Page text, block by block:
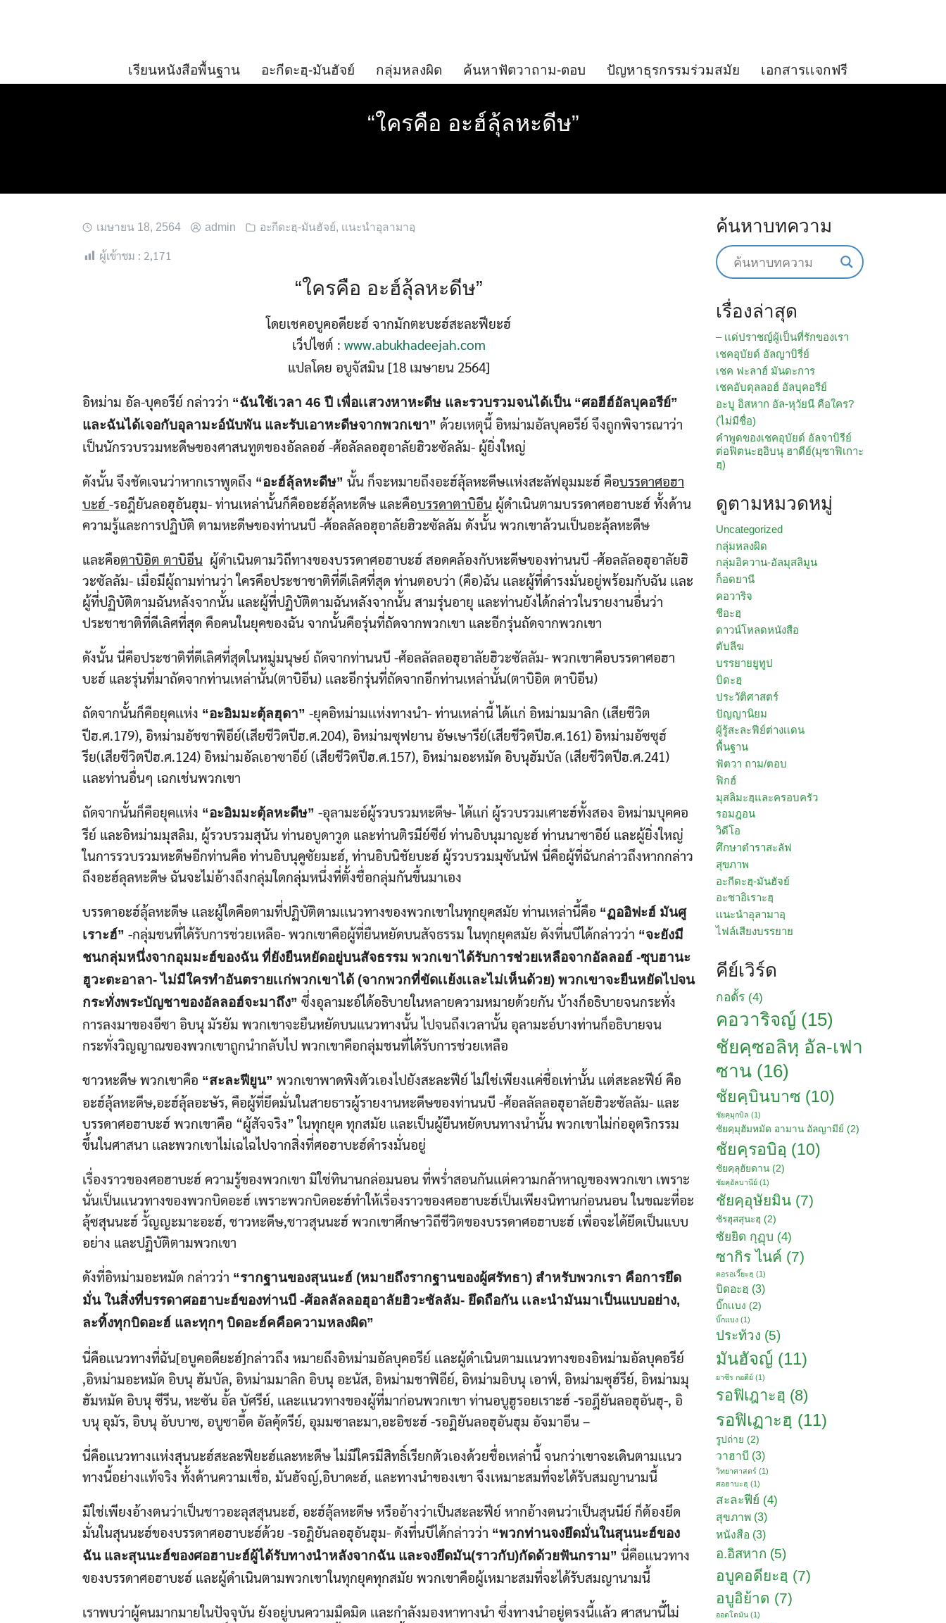
เรียนหนังสือพื้นฐาน อะกีดะฮฺ-มันฮัจย์ กลุ่มหลงผิด ค้นหาฟัตวาถาม-ตอบ ปัญหาธุรกรรมร่วมสมัย เอกสารเเจกฟรี
Search
“ใครคือ อะฮ์ลุ้ลหะดีษ”
เมษายน 18, 2564 admin อะกีดะฮฺ-มันฮัจย์, เเนะนำอุลามาอฺ
ผู้เข้าชม : 2,171
“ใครคือ อะฮ์ลุ้ลหะดีษ”
โดยเชคอบูคอดียะฮ์ จากมักตะบะฮ์สะละฟียะฮ์
เว็ปไซต์​ : www.abukhadeejah.com
แปลโดย อบูจัสมิน [18 เมษายน 2564]
อิหม่าม อัล-บุคอรีย์ กล่าวว่า “ฉันใช้เวลา 46 ปี เพื่อเเสวงหาหะดีษ และรวบรวมจนได้เป็น “ศอฮีฮ์อัลบุคอรีย์”​
และฉันได้เจอกับอุลามะอ์นับพัน และรับเอาหะดีษจากพวกเขา” ด้วยเหตุนี้ อิหม่ามอัลบุคอรีย์​ จึงถูกพิจารณาว่า
เป็นนักรวบรวมหะดีษของศาสนทูตของอัลลอฮ์ -ศ้อลัลลอฮุอาลัยฮิวะซัลลัม- ผู้ยิ่งใหญ่
ดังนั้น จึงชัดเจนว่าหากเราพูดถึง “อะฮ์ลุ้ลหะดีษ” นั้น ก็จะหมายถึงอะฮ์ลุ้ลหะดีษเเห่งสะลัฟอุมมะฮ์ คือบรรดาศอฮา
บะฮ์ -รอฎียันลอฮุอันฮุม- ท่านเหล่านั้นก็คืออะฮ์ลุ้ลหะดีษ และคือบรรดาตาบิอีน ผู้ดำเนินตามบรรดาศอฮาบะฮ์ ทั้งด้าน
ความรู้และการปฏิบัติ ตามหะดีษของท่านนบี -ศ้อลลัลอฮุอาลัยฮิวะซัลลัม ดังนั้น พวกเขาล้วนเป็นอะลุ้ลหะดีษ
และคือตาบิอิต ตาบิอีน ​ ผู้ดำเนินตามวิถีทางของบรรดาศอฮาบะฮ์ สอดคล้องกับหะดีษของท่านนบี -ศ้อลลัลอฮุอาลัยฮิ
วะซัลลัม- เมื่อมีผู้ถามท่านว่า ใครคือประชาชาติที่ดีเลิศที่สุด ท่านตอบว่า (คือ)ฉัน เเละผู้ที่ดำรงมั่นอยู่พร้อมกับฉัน เเละ
ผู้ที่ปฏิบัติตามฉันหลังจากนั้น และผู้ที่ปฏิบัติตามฉันหลังจากนั้น สามรุ่นอายุ และท่านยังได้กล่าวในรายงานอื่นว่า
ประชาชาติที่ดีเลิศที่สุด คือคนในยุคของฉัน จากนั้นคือรุ่นที่ถัดจากพวกเขา และอีกรุ่นถัดจากพวกเขา
ดังนั้น นี่คือประชาติที่ดีเลิศที่สุดในหมู่มนุษย์ ถัดจากท่านนบี -ศ้อลลัลลอฮุอาลัยฮิวะซัลลัม- พวกเขาคือบรรดาศอฮา
บะฮ์ และรุ่นที่มาถัดจากท่านเหล่านั้น(ตาบิอีน) เเละอีกรุ่นที่ถัดจากอีกท่านเหล่านั้น(ตาบิอิต ตาบิอีน)
ถัดจากนั้นก็คือยุคเเห่ง “อะอิมมะตุ้ลฮุดา” -ยุคอิหม่ามเเห่งทางนำ- ท่านเหล่านี้ ได้เเก่ อิหม่ามมาลิก (เสียชีวิต
ปีฮ.ศ.179), อิหม่ามอัชชาฟิอีย์(เสียชีวิตปีฮ.ศ.204), อิหม่ามซุฟยาน อัษเษารีย์(เสียชีวิตปีฮ.ศ.161) อิหม่ามอัซซุฮ์
รีย(เสียชีวิตปีฮ.ศ.124) อิหม่ามอัลเอาซาอีย์ (เสียชีวิตปีฮ.ศ.157), อิหม่ามอะหมัด อิบนุฮัมบัล (เสียชีวิตปีฮ.ศ.241)
เเละท่านอื่นๆ เฉกเช่นพวกเขา
ถัดจากนั้นก็คือยุคเเห่ง “อะอิมมะตุ้ลหะดีษ”​ -อุลามะอ์ผู้รวบรวมหะดีษ- ได้เเก่ ผู้รวบรวมเศาะฮ์ทั้งสอง อิหม่ามบุคคอ
รีย์​ และอิหม่ามมุสลิม, ผู้รวบรวมสุนัน ท่านอบูดาวูด และท่านติรมีย์ซีย์ ท่านอิบนุมาญะฮ์ ท่านนาซาอีย์ และผู้ยิ่งใหญ่
ในการรวบรวมหะดีษ​อีกท่านคือ ท่านอิบนุคูซัยมะฮ์, ท่านอิบนิชัยบะฮ์ ผู้รวบรวมมุซันนัฟ นี่คือผู้ที่ฉันกล่าวถึงหากกล่าว
ถึงอะฮ์ลุลหะดีษ ฉันจะไม่อ้างถึงกลุ่มใดกลุ่มหนึ่งที่ตั้งชื่อกลุ่มกันขึ้นมาเอง
บรรดาอะฮ์ลุ้ลหะดีษ​ เเละผู้ใดคือตามที่ปฏิบัติตามเเนวทางของพวกเขาในทุกยุคสมัย ท่านเหล่านี้คือ “ฏออิฟะฮ์ มันศู
เราะฮ์” -กลุ่มชนที่ได้รับการช่วยเหลือ- พวกเขาคือผู้ที่ยืนหยัดบนสัจธรรม ในทุกยุคสมัย ดังที่นบีได้กล่าวว่า “จะยังมี
ชนกลุ่มหนึ่งจากอุมมะฮ์ของฉัน ที่ยังยืนหยัดอยู่บนสัจธรรม พวกเขาได้รับการช่วยเหลือจากอัลลอฮ์ -ซุบฮานะ
ฮูวะตะอาลา- ไม่มีใครทำอันตรายเเก่พวกเขาได้ (จากพวกที่ขัดเเย้งเเละไม่เห็นด้วย) พวกเขาจะยืนหยัดไปจน
กระทั่งพระบัญชาของอัลลอฮ์จะมาถึง” ซึ่งอุลามะอ์ได้อธิบายในหลายความหมายด้วยกัน บ้างก็อธิบายจนกระทั่ง
การลงมาของอีซา อิบนุ มัรยัม พวกเขาจะยืนหยัดบนแนวทางนั้น ไปจนถึงเวลานั้น อุลามะอ์บางท่านก็อธิบายจน
กระทั่งวิญญาณของพวกเขาถูกนำกลับไป พวกเขาคือกลุ่มชนที่ได้รับการช่วยเหลือ
ชาวหะดีษ พวกเขาคือ “สะละฟียูน” พวกเขาพาดพิงตัวเองไปยังสะละฟีย์ ไม่ใช่เพียงเเค่ชื่อเท่านั้น เเต่สะละฟีย์ คือ
อะฮ์ลุ้ลหะดีษ,อะฮ์ลุ้ลอะษัร, คือผู้ที่ยึดมั่นในสายธารผู้รายงานหะดีษของท่านนบี -ศ้อลลัลลอฮุอาลัยฮิวะซัลลัม- และ
บรรดาศอฮาบะฮ์ พวกเขาคือ “ผู้สัจจริง” ในทุกยุค ทุกสมัย เเละเป็นผู้ยืนหยัดบนทางนำนั้น พวกเขาไม่ก่ออุตริกรรม
ขึ้นในศาสนา เเละพวกเขาไม่เฉไฉไปจากสิ่งที่ศอฮาบะฮ์ดำรงมั่นอยู่
เรื่องราวของศอฮาบะฮ์ ความรู้ของพวกเขา มิใช่ทินานกล่อมนอน ที่พร่ำสอนกันเเต่ความกล้าหาญของพวกเขา เพราะ
นั่นเป็นเเนวทางของพวกบิดอะฮ์ เพราะพวกบิดอะฮ์ทำให้เรื่องราวของศอฮาบะฮ์เป็นเพียงนิทานก่อนนอน ในขณะที่อะ
ลุ้ซสุนนะฮ์ วั้ญญะมาะอะฮ์, ชาวหะดีษ,ชาวสุนนะฮ์ พวกเขาศึกษาวิถีชีวิตของบรรดาศอฮาบะฮ์ เพื่อจะได้ยึดเป็นแบบ
อย่าง และปฏิบัติตามพวกเขา
ดังที่อิหม่ามอะหมัด กล่าวว่า “รากฐานของสุนนะฮ์ (หมายถึงรากฐานของผู้ศรัทธา) สำหรับพวกเรา คือการยึด
มั่น ในสิ่งที่บรรดาศอฮาบะฮ์ของท่านบี -ศ้อลลัลลอฮุอาลัยฮิวะซัลลัม- ยึดถือกัน เเละนำมันมาเป็นแบบอย่าง,
ละทิ้งทุกบิดอะฮ์ และทุกๆ บิดอะฮ์คคือความหลงผิด”
นี่คือเเนวทางที่ฉัน[อบูคอดียะฮ์]กล่าวถึง หมายถึงอิหม่ามอัลบุคอรีย์ เเละผู้ดำเนินตามเเนวทางของอิหม่ามอัลบุคอรีย์
,อิหม่ามอะหมัด อิบนุ ฮัมบัล, อิหม่ามมาลิก อิบนุ อะนัส, อิหม่ามชาฟิอีย์, อิหม่ามอิบนุ เอาฟ์, อิหม่ามซุฮ์รีย์​,​ อิหม่ามมุ
ฮัมหมัด อิบนุ ซีรีน, หะซัน อั้ล บัศรีย์,​ เเละเเนวทางของผู้ที่มาก่อนพวกเขา ท่านอบูฮูรอยเราะฮ์ -รอฎียันลอฮุอันฮุ-, อิ
บนุ อุมัร, อิบนุ อับบาซ,​ อบูซาอี้ด อัลคุ้ดรีย์​,​ อุมมซาละมา,อะอิชะฮ์ -รอฏิยันลอฮุอันฮุม อัจมาอีน –
นี่คือเเนวทางเเห่งสุนนะฮ์สะละฟียะฮ์และหะดีษ ไม่มีใครมีสิทธิ์เรียกตัวเองด้วยชื่อเหล่านี้ จนกว่าเขาจะเดินตามเเนว
ทางนี้อย่างเเท้จริง ทั้งด้านความเชื่อ, มันฮัจญ์,อิบาดะฮ์, และทางนำของเขา จึงเหมาะสมที่จะได้รับสมญานามนี้
มิใช่เพียงอ้างตนว่าเป็นชาวอะลุสสุนนะฮ์, อะฮ์ลุ้ลหะดีษ หรืออ้างว่าเป็นสะละฟีย์ หากอ้างตนว่าเป็นสุนนีย์ ​ก็ต้องยึด
มั่นในสุนนะฮ์ของบรรดาศอฮาบะฮ์ด้วย -รอฎิยันลอฮุอันฮุม- ดังที่นบีได้กล่าวว่า “พวกท่านจงยึดมั่นในสุนนะฮ์ของ
ฉัน และสุนนะฮ์ของศอฮาบะฮ์ผู้ได้รับทางนำหลังจากฉัน และจงยึดมัน(ราวกับ)กัดด้วยฟันกราม” นี่คือเเนวทาง
ของบรรดาศอฮาบะฮ์ และผู้ดำเนินตามพวกเขาในทุกยุคทุกสมัย พวกเขาคือผู้เหมาะสมที่จะได้รับสมญานามนี้
เราพบว่าผู้คนมากมายในปัจจุบัน ยังอยู่บนความมืดมิด เเละกำลังมองหาทางนำ ซึ่งทางนำอยู่ตรงนี้เเล้ว ศาสนานี้ไม่
ค้นหาบทความ
เรื่องล่าสุด
– เเด่ปราชญ์ผู้เป็นที่รักของเรา
เชคอุบัยด์ อัลญาบิรี่ย์
เชค ฟะลาฮ์ มันดะการ
เชคอับดุลลอฮ์ อัลบุคอรีย์
อะบู อิสหาก อัล-หุวัยนี คือใคร?
(ไม่มีชื่อ)
คำพูดของเชคอุบัยด์ อัลจาบิรีย์
ต่อฟิตนะฮฺอิบนุ ฮาดีย์(มุซาฟิเกาะ
ฮฺ)
ดูตามหมวดหมู่
Uncategorized
กลุ่มหลงผิด
กลุ่มอิควาน-อัลมุสลิมูน
ก็อดยานี
คอวาริจ
ชีอะฮฺ
ดาวน์โหลดหนังสือ
ตับลีฆ
บรรยายยูทูป
บิดะฮฺ
ประวัติศาสตร์
ปัญญานิยม
ผู้รู้สะละฟีย์ต่างเเดน
พื้นฐาน
ฟัตวา ถาม/ตอบ
ฟิกฮ์
มุสลิมะฮฺและครอบครัว
รอมฎอน
วิดีโอ
ศึกษาตำราสะลัฟ
สุขภาพ
อะกีดะฮฺ-มันฮัจย์
อะชาอิเราะฮฺ
เเนะนำอุลามาอฺ
ไฟล์เสียงบรรยาย
คีย์เวิร์ด
กอดั้ร (4)
คอวาริจญ์ (15)
ชัยคฺซอลิหฺ​ อัล-เฟา
ซาน (16)
ชัยคฺบินบาซ (10)
ชัยคฺมุกบิล (1)
ชัยคฺมุฮัมหมัด อามาน อัลญามีย์ (2)
ชัยคฺรอบิอฺ (10)
ชัยคฺลุฮัยดาน (2)
ชัยคฺอัลบานีย์ (1)
ชัยคฺอุษัยมิน (7)
ชัรฮุสสุนะฮฺ (2)
ซัยยิด กุฏุบ (4)
ซากิร ไนค์ (7)
ตอรอเวี๊ยะฮฺ (1)
บิดอะฮฺ (3)
บิ๊กเเบง (2)
บิ๊กแบง (1)
ประท้วง (5)
มันฮัจญ์ (11)
ยาซีร กอดีย์ (1)
รอฟิเฎาะฮฺ (8)
รอฟิเฏาะฮฺ (11)
รูปถ่าย (2)
วาฮาบี (3)
วิทยาศาสตร์ (1)
ศอฮาบะฮฺ (1)
สะละฟีย์ (4)
สุขภาพ (3)
หนังสือ (3)
อ.อิสหาก (5)
อบูคอดียะฮฺ (7)
อบูอิย้าด (7)
ออตโตมัน (1)